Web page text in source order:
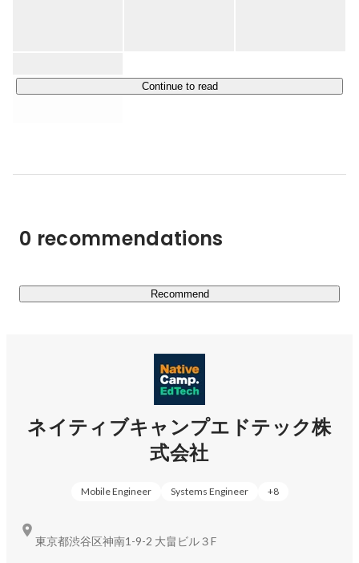
おいてサービスを展開するなど、その規模は急速に拡大し
Continue to read
0 recommendations
Recommend
ネイティブキャンプエドテック株
式会社
Mobile Engineer Systems Engineer +8
東京都渋谷区神南1-9-2 大畠ビル３F